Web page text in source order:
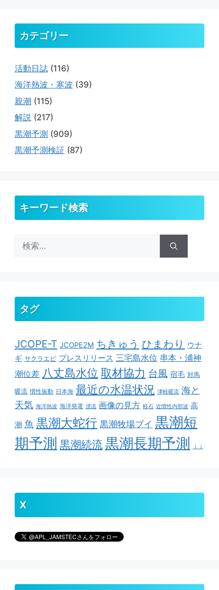
カテゴリー
活動日誌 (116)
海洋熱波・寒波 (39)
親潮 (115)
解説 (217)
黒潮予測 (909)
黒潮予測検証 (87)
キーワード検索
索:
タグ
JCOPE-T JCOPE2M ちきゅう ひまわり
ウナ
ギ サクラエビ プレスリリース 三宅島水位 串本・浦神
潮位差 八丈島水位 取材協力 台風 宿毛 対馬
暖流 慣性振動 日本海 最近の水温状況 津軽暖流 海と
天気 海洋熱波 海洋発電 漂流 画像の見方 軽石 近慣性内部波 高
潮 魚 黒潮大蛇行 黒潮牧場ブイ 黒潮短
期予測 黒潮続流黒潮長期予測 ｊｊ
X